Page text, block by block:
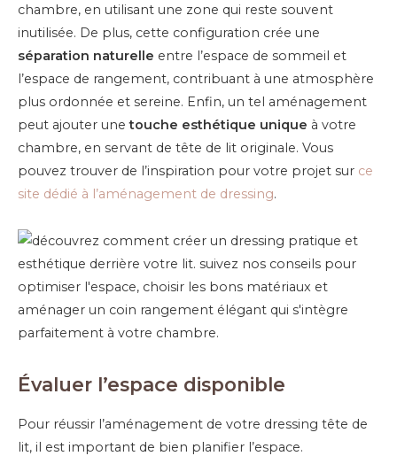
chambre, en utilisant une zone qui reste souvent
inutilisée. De plus, cette configuration crée une
séparation naturelle entre l’espace de sommeil et
l’espace de rangement, contribuant à une atmosphère
plus ordonnée et sereine. Enfin, un tel aménagement
peut ajouter unetouche esthétique unique à votre
chambre, en servant de tête de lit originale. Vous
pouvez trouver de l’inspiration pour votre projet sur ce
site dédié à l’aménagement de dressing.
Évaluer l’espace disponible
Pour réussir l’aménagement de votre dressing tête de
lit, il est important de bien planifier l’espace.